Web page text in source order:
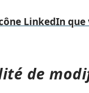
LinkedIn que
de